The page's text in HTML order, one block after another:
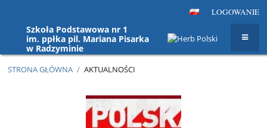
LOGOWANIE
Szkoła Podstawowa nr 1
im. ppłka pil. Mariana Pisarka
w Radzyminie
STRONA GŁÓWNA / AKTUALNOŚCI